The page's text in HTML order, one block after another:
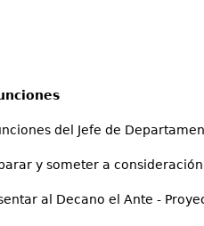
del Jefe de
y someter a
al Decano el Ante -